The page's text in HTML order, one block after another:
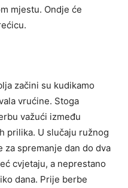
mjestu. Ondje će
začini su kudikamo
vrućine. Stoga
važući između
prilika. U slučaju ružnog
spremanje dan do dva
cvjetaju, a neprestano
dana. Prije berbe